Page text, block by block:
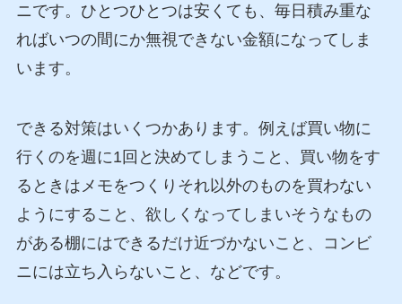
ニです。ひとつひとつは安くても、毎日積み重な
ればいつの間にか無視できない金額になってしま
います。
できる対策はいくつかあります。例えば買い物に
行くのを週に1回と決めてしまうこと、買い物をす
るときはメモをつくりそれ以外のものを買わない
ようにすること、欲しくなってしまいそうなもの
がある棚にはできるだけ近づかないこと、コンビ
ニには立ち入らないこと、などです。